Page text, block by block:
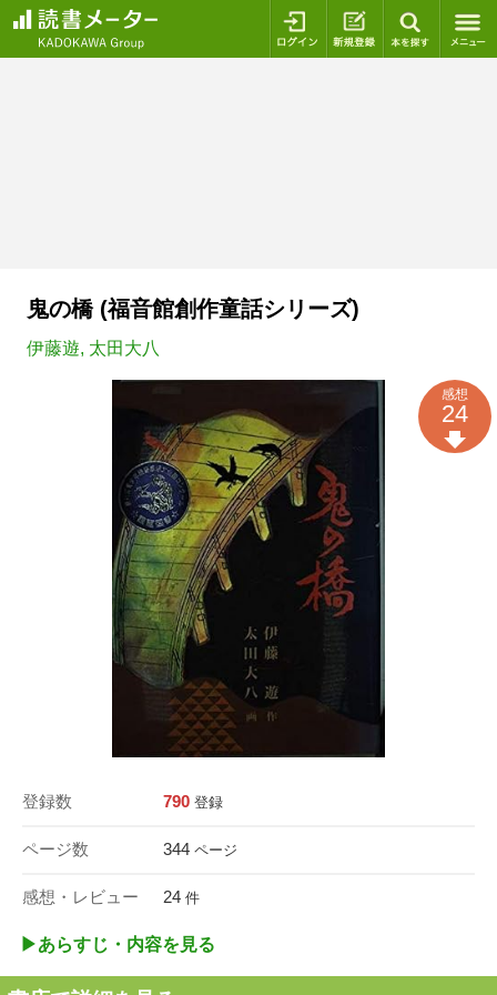
ログイン 新規登録
鬼の橋 (福音館創作童話シリーズ)
伊藤遊, 太田大八
登録数 790 登録
ページ数 344 ページ
感想・レビュー 24 件
感想
24
▶︎あらすじ・内容を見る